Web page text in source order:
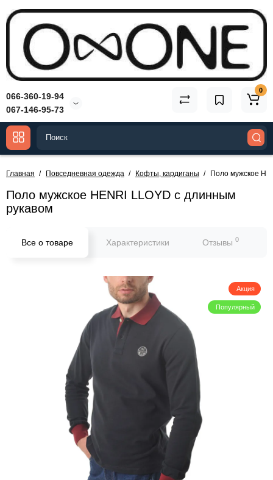
066-360-19-94
067-146-95-73
0
Главная Повседневная одежда Кофты, кардиганы Поло мужское
Поло мужское HENRI LLOYD с длинным
рукавом
Все о товаре Характеристики Отзывы 0
Акция
Популярный